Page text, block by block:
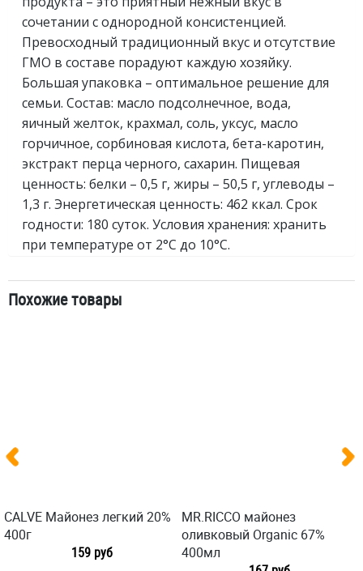
сочетании с однородной консистенцией.
Превосходный традиционный вкус и отсутствие
ГМО в составе порадуют каждую хозяйку.
Большая упаковка – оптимальное решение для
семьи. Состав: масло подсолнечное, вода,
яичный желток, крахмал, соль, уксус, масло
горчичное, сорбиновая кислота, бета-каротин,
экстракт перца черного, сахарин. Пищевая
ценность: белки – 0,5 г, жиры – 50,5 г, углеводы –
1,3 г. Энергетическая ценность: 462 ккал. Срок
годности: 180 суток. Условия хранения: хранить
при температуре от 2°С до 10°С.
Похожие товары
CALVE Майонез легкий 20%
400г
159 руб
MR.RICCO майонез
оливковый Organic 67%
400мл